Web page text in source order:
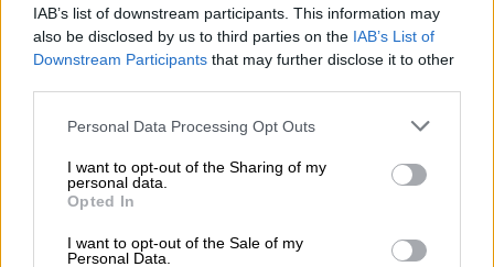
IAB’s list of downstream participants. This information may
also be disclosed by us to third parties on the IAB’s List of
Downstream Participants that may further disclose it to other
Personal Data Processing Opt Outs
I want to opt-out of the Sharing of my
personal data.
Opted In
I want to opt-out of the Sale of my
Personal Data.
El Conflicto de Oriente Medio:
Un Nuevo Orden Autoritario
en Construcción
Reconquista leonesa
Clara Campoamor: Mi sueño,